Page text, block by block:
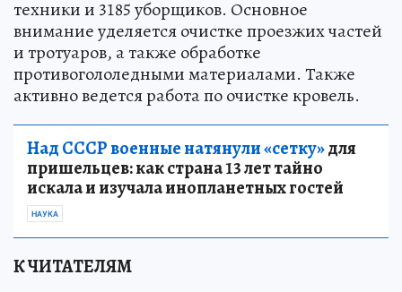
техники и 3185 уборщиков. Основное
внимание уделяется очистке проезжих частей
и тротуаров, а также обработке
противогололедными материалами. Также
активно ведется работа по очистке кровель.
Над СССР военные натянули «сетку»для
пришельцев: как страна 13 лет тайно
искала и изучала инопланетных гостей
НАУКА
К ЧИТАТЕЛЯМ